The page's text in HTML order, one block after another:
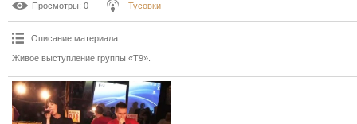
Просмотры: 0 Тусовки
Описание материала:
Живое выступление группы «Т9».